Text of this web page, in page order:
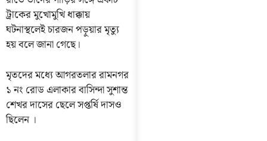
ট্রাকের মুখোমুখি ধাক্কায়
ঘটনাস্থলেই চারজন পড়ুয়ার মৃত্যু
হয় বলে জানা গেছে।
মৃতদের মধ্যে আগরতলার রামনগর
১ নং রোড এলাকার বাসিন্দা সুশান্ত
শেখর দাসের ছেলে সপ্তর্ষি দাসও
ছিলেন ।